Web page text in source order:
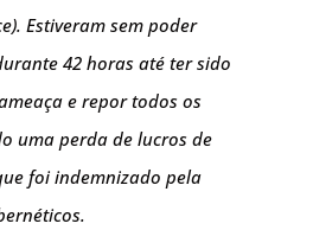
Estiveram sem poder
42 horas até ter sido
e repor todos os
uma perda de lucros de
foi indemnizado pela